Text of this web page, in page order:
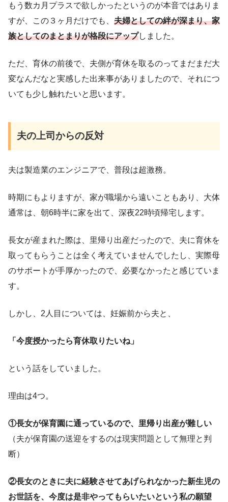
もう数カ月プラスで欲しかったというのが本音ではありま
すが、この３ヶ月だけでも、 夫婦としての絆が深まり、家
族としてのまとまりが格段にアップしました。
ただ、育休の前後で、夫側が育休を取るのってまだまだ大
変なんだなと実感した出来事がありましたので、それにつ
いても少し触れたいと思います。
夫の上司からの反対
夫は製造業のエンジニアで、普段は超激務。
時期にもよりますが、家が職場から遠いこともあり、大体
通常は、朝6時半に家を出て、深夜22時頃帰宅します。
長女が産まれた際は、里帰り出産だったので、夫に育休を
取ってもらうことは全く考えていませんでしたし、実際母
のサポートが手厚かったので、必要なかったと感じていま
す。
しかし、2人目については、妊娠前から夫と、
「今度授かったら育休取りたいね」
という話をしていました。
理由は4つ。
①長女が保育園に通っているので、里帰り出産が難しい
（夫が保育園の送迎をするのは現実問題として無理と判
断）
②長女のときに夫に経験させてあげられなかった新生児の
お世話を、今度は是非やってもらいたいという私の願望